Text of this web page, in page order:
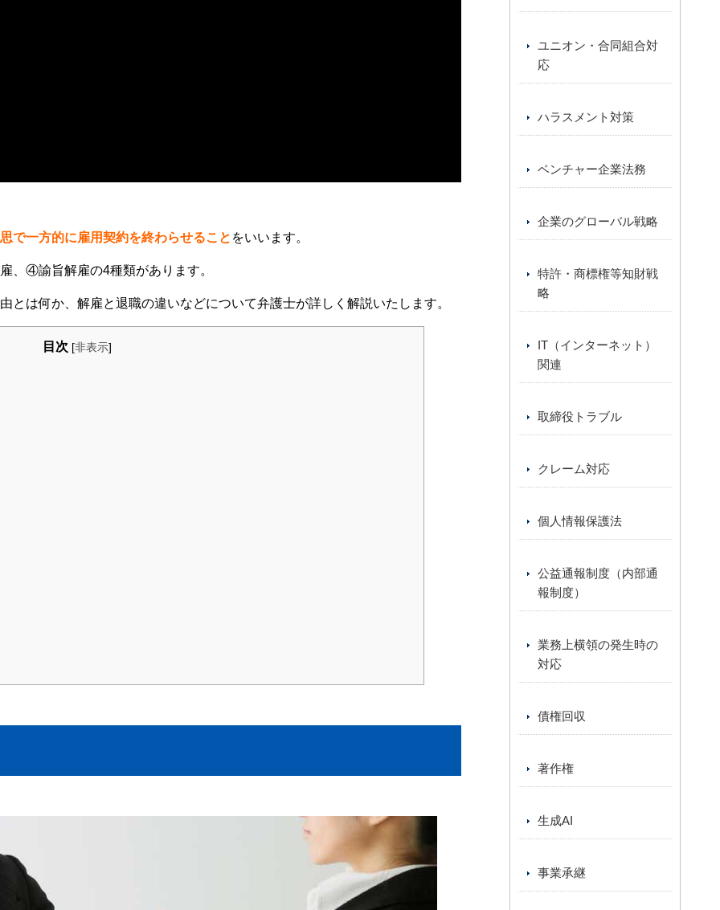
で一方的に雇用契約を終わらせること をいいます。
④諭旨解雇の4種類があります。
とは何か、解雇と退職の違いなどについて弁護士が詳しく解説いたします。
目次 [非表示]
ユニオン・合同組合対
応
ハラスメント対策
ベンチャー企業法務
企業のグローバル戦略
特許・商標権等知財戦
略
IT（インターネット）
関連
取締役トラブル
クレーム対応
個人情報保護法
公益通報制度（内部通
報制度）
業務上横領の発生時の
対応
債権回収
著作権
生成AI
事業承継